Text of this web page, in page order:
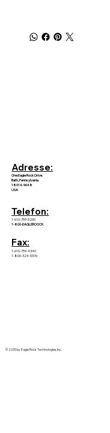
Adresse:
One Eagle Rock Drive.
Bath, Pennsylvania
18014-9648
USA
Telefon:
1-610-759-5200
1-800-EAGLEROOCK
Fax:
1-610-759-4340
1-800-324-5376
© 2035 by Eagle Rock Technologies, Inc.